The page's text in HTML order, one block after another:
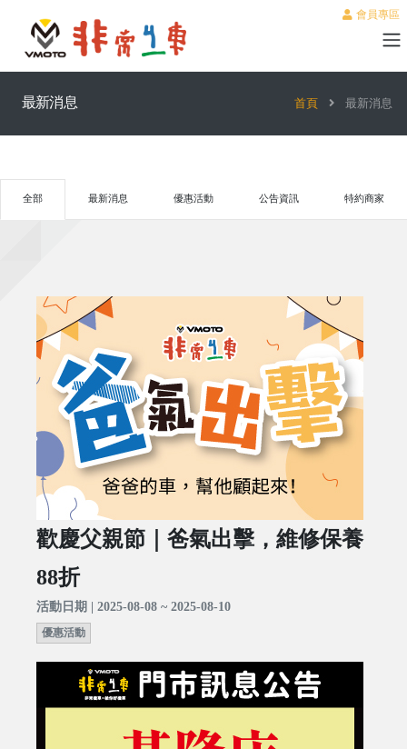
會員專區
最新消息 首頁 最新消息
全部 最新消息 優惠活動 公告資訊 特約商家
歡慶父親節｜爸氣出擊，維修保養
88折
活動日期 | 2025-08-08 ~ 2025-08-10
優惠活動